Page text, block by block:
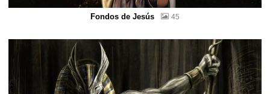
Fondos de Jesús 45